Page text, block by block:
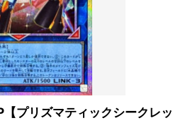
プリズマティックシークレッ